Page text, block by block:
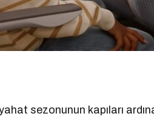
sezonunun kapıları